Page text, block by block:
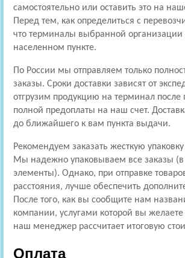
самостоятельно или оставить это на
Перед тем, как определиться с
что терминалы выбранной организации
населенном пункте.
По России мы отправляем только
заказы. Сроки доставки зависят от
отгрузим продукцию на терминал после
полной предоплаты на наш счет.
до ближайшего к вам пункта выдачи.
Рекомендуем заказать жесткую
Мы надежно упаковываем все заказы (в
элементы). Однако, при отправке
расстояния, лучше обеспечить
После того, как вы сообщите нам
компании, услугами которой вы желаете
наш менеджер рассчитает итоговую
Оплата